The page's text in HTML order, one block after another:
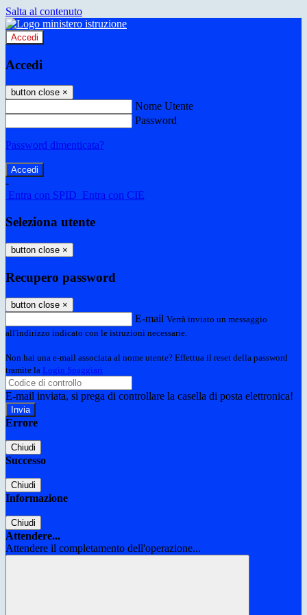
Salta al contenuto
Accedi
Accedi
button close ×
Nome Utente
Password
Password dimenticata?
-
Entra con SPID Entra con CIE
Seleziona utente
button close ×
Recupero password
button close ×
E-mail Verrà inviato un messaggio
all'indirizzo indicato con le istruzioni necessarie.
Non hai una e-mail associata al nome utente? Effettua il reset della password
tramite la Login Spaggiari
E-mail inviata, si prega di controllare la casella di posta elettronica!
Errore
Chiudi
Successo
Chiudi
Informazione
Chiudi
Attendere...
Attendere il completamento dell'operazione...